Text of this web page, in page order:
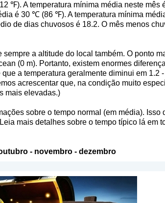
℉). A temperatura mínima média neste mês
é 30 ℃ (86 ℉). A temperatura mínima
de dias chuvosos é 18.2. O mês menos
a altitude do local também. O ponto
(0 m). Portanto, existem enormes
a temperatura geralmente diminui em 1.2
acrescentar que, na condição muito
mais elevadas.)
sobre o tempo normal (em média). Isso
mais detalhes sobre o tempo típico lá em
- novembro- dezembro